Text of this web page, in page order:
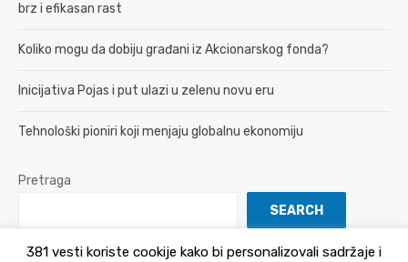
brz i efikasan rast
Koliko mogu da dobiju građani iz Akcionarskog fonda?
Inicijativa Pojas i put ulazi u zelenu novu eru
Tehnološki pioniri koji menjaju globalnu ekonomiju
Pretraga
SEARCH
381 vesti koriste cookije kako bi personalizovali sadržaje i